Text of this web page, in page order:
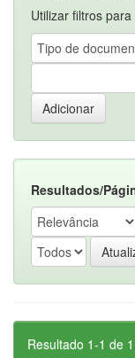
Utilizar filtros
Resultados/
Resultado 1-1 de